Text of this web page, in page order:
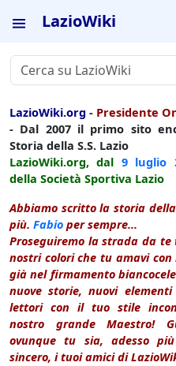
LazioWiki
LazioWiki.org - Presidente
- Dal 2007 il primo sito
Storia della S.S. Lazio
LazioWiki.org, dal 9 luglio
della Società Sportiva Lazio
Abbiamo scritto la storia
più. Fabio per sempre...
Proseguiremo la strada da
nostri colori che tu amavi
già nel firmamento
nuove storie, nuovi
lettori con il tuo stile
nostro grande Maestro!
ovunque tu sia, adesso
sincero, i tuoi amici di